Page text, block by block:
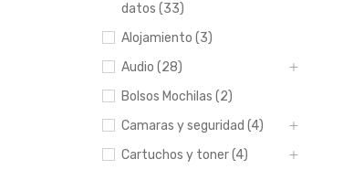
datos (33)
Alojamiento (3)
Audio (28)
Bolsos Mochilas (2)
Camaras y seguridad (4)
Cartuchos y toner (4)